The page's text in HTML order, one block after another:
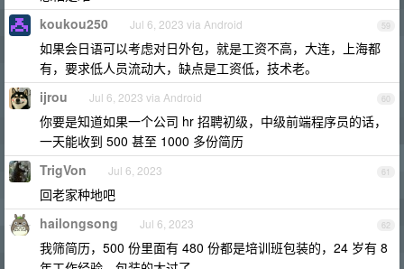
59
koukou250 Jul 6, 2023 via Android
如果会日语可以考虑对日外包，就是工资不高，大连，上海都
有，要求低人员流动大，缺点是工资低，技术老。
60
ijrou Jul 6, 2023 via Android
你要是知道如果一个公司 hr 招聘初级，中级前端程序员的话，
一天能收到 500 甚至 1000 多份简历
61
TrigVon Jul 6, 2023
回老家种地吧
62
hailongsong Jul 6, 2023
我筛简历，500 份里面有 480 份都是培训班包装的，24 岁有 8